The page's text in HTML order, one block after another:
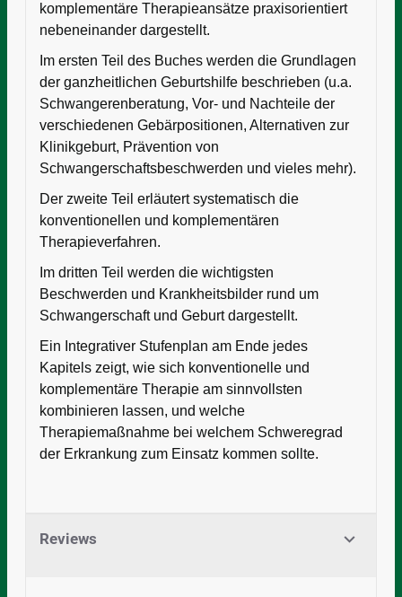
komplementäre Therapieansätze praxisorientiert
nebeneinander dargestellt.
Im ersten Teil des Buches werden die Grundlagen
der ganzheitlichen Geburtshilfe beschrieben (u.a.
Schwangerenberatung, Vor- und Nachteile der
verschiedenen Gebärpositionen, Alternativen zur
Klinikgeburt, Prävention von
Schwangerschaftsbeschwerden und vieles mehr).
Der zweite Teil erläutert systematisch die
konventionellen und komplementären
Therapieverfahren.
Im dritten Teil werden die wichtigsten
Beschwerden und Krankheitsbilder rund um
Schwangerschaft und Geburt dargestellt.
Ein Integrativer Stufenplan am Ende jedes
Kapitels zeigt, wie sich konventionelle und
komplementäre Therapie am sinnvollsten
kombinieren lassen, und welche
Therapiemaßnahme bei welchem Schweregrad
der Erkrankung zum Einsatz kommen sollte.
Reviews